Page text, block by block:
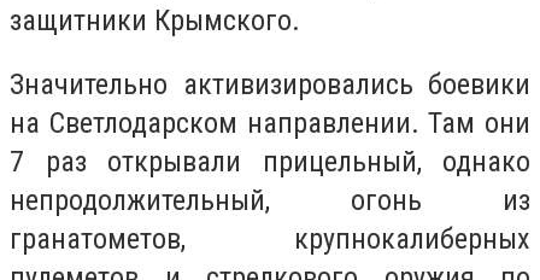
защитники Крымского.
Значительно активизировались боевики
на Светлодарском направлении. Там они
7 раз открывали прицельный, однако
непродолжительный, огонь из
гранатометов, крупнокалиберных